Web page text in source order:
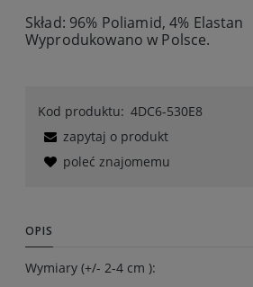
Skład: 96% Poliamid, 4% Elastan
Wyprodukowano w Polsce.
Kod produktu: 4DC6-530E8
zapytaj o produkt
poleć znajomemu
OPIS
Wymiary (+/- 2-4 cm ):